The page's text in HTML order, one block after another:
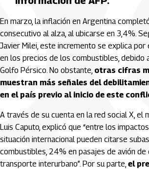
En marzo, la inflación en Argentina
consecutivo al alza, al ubicarse en 3,4%.
Javier Milei, este incremento se explica
en los precios de los combustibles, debido
Golfo Pérsico. No obstante, otras cifras
muestran más señales del
en el país previo al inicio de este
A través de su cuenta en la red social X, el
Luis Caputo, explicó que “entre los
situación internacional pueden citarse
combustibles, 24% en pasajes de avión
transporte interurbano”. Por su parte, el